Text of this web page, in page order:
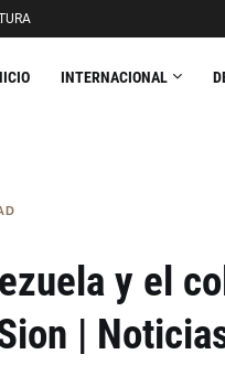
INTERNACIONAL
y el
|